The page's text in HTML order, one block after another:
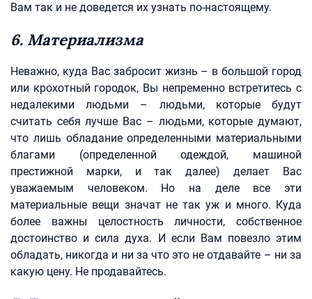
Вам так и не доведется их узнать по-настоящему.
6. Материализма
Неважно, куда Вас забросит жизнь – в большой город
или крохотный городок, Вы непременно встретитесь с
недалекими людьми – людьми, которые будут
считать себя лучше Вас – людьми, которые думают,
что лишь обладание определенными материальными
благами (определенной одеждой, машиной
престижной марки, и так далее) делает Вас
уважаемым человеком. Но на деле все эти
материальные вещи значат не так уж и много. Куда
более важны целостность личности, собственное
достоинство и сила духа. И если Вам повезло этим
обладать, никогда и ни за что это не отдавайте – ни за
какую цену. Не продавайтесь.